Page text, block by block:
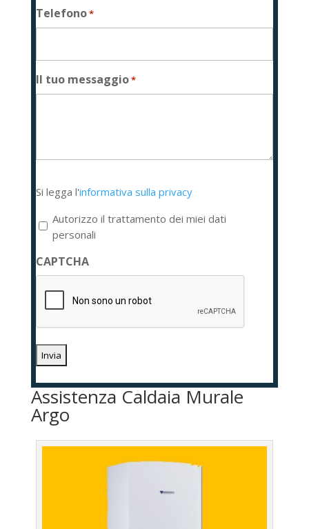
Telefono*
Il tuo messaggio*
legga
l'informativa
sulla
privacy
*
Si legga l'informativa sulla privacy
Autorizzo il trattamento dei miei dati
personali
CAPTCHA
Assistenza Caldaia Murale
Argo